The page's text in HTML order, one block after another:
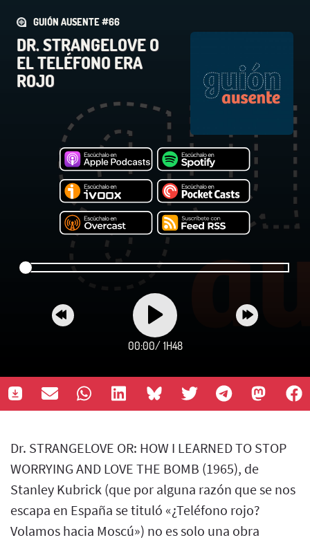
GUIÓN AUSENTE #66
DR. STRANGELOVE O
EL TELÉFONO ERA
ROJO
00:00/ 1H48
Dr. STRANGELOVE OR: HOW I LEARNED TO STOP
WORRYING AND LOVE THE BOMB (1965), de
Stanley Kubrick (que por alguna razón que se nos
escapa en España se tituló «¿Teléfono rojo?
Volamos hacia Moscú») no es solo una obra